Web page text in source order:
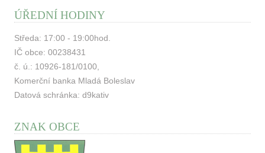
ÚŘEDNÍ HODINY
Středa: 17:00 - 19:00hod.
IČ obce: 00238431
č. ú.: 10926-181/0100,
Komerční banka Mladá Boleslav
Datová schránka: d9kativ
ZNAK OBCE